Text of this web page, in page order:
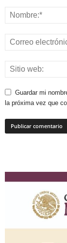
Guardar mi
la próxima vez que